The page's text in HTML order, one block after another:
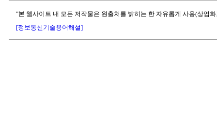
"본 웹사이트 내 모든 저작물은 원출처를 밝히는 한 자유롭게 사용(상업
[정보통신기술용어해설]